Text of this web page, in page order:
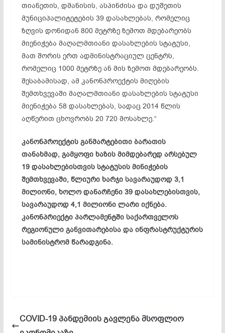
თიანეთის, დმანისის, ასპინძისა და დუშეთის
მუნიციპალიტეტების 39 დასახლებას, რომელიც
ზღვის დონიდან 800 მეტრზე ზემოთ მდებარეობს
მიენიჭება მაღალმთიანი დასახლების სტატუსი,
მათ შორის ერთ ადმინისტრაციულ ცენტრს,
რომელიც 1000 მეტრზე ან მის ზემოთ მდებარეობს.
შესაბამისად, ამ კანონპროექტის მიღების
შემთხვევაში მაღალმთიანი დასახლების სტატუსი
მიენიჭება 58 დასახლებას, სადაც 2014 წლის
აღწერით ცხოვრობს 20 720 მოსახლე.“
კანონპროექტის განმარტებითი ბარათის
თანახმად, გამყოფი ხაზის მიმდებარედ არსებულ
19 დასახლებისთვის სტატუსის მინიჭების
შემთხვევაში, წლიური ხარჯი სავარაუდოდ 3,1
მილიონი, ხოლო დანარჩენი 39 დასახლებისთვის,
სავარაუდოდ 4,1 მილიონი ლარი იქნება.
კანონპრიექტი პარლამენტში საქართველოს
რეგიონული განვითარებისა და ინფრასტრუქტურის
სამინისტრომ წარადგინა.
COVID-19 პანდემიის გავლენა მსოფლიო